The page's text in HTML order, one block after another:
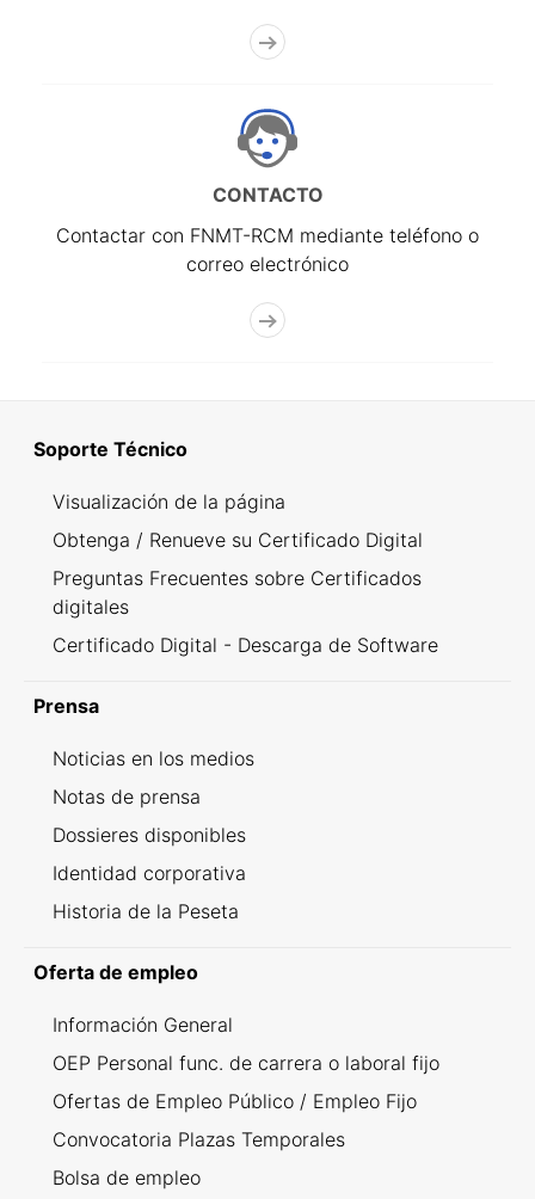
CONTACTO
Contactar con FNMT-RCM mediante teléfono o
correo electrónico
Soporte Técnico
Visualización de la página
Obtenga / Renueve su Certificado Digital
Preguntas Frecuentes sobre Certificados
digitales
Certificado Digital - Descarga de Software
Prensa
Noticias en los medios
Notas de prensa
Dossieres disponibles
Identidad corporativa
Historia de la Peseta
Oferta de empleo
Información General
OEP Personal func. de carrera o laboral fijo
Ofertas de Empleo Público / Empleo Fijo
Convocatoria Plazas Temporales
Bolsa de empleo